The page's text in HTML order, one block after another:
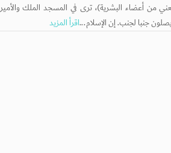
من أعضاء البشرية)، ترى في المسجد الملك والأمير
جنبا لجنب. إن الإسلام...اقرأ المزيد